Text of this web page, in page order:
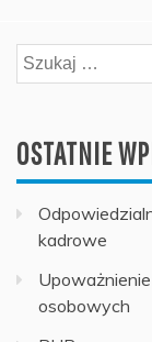
Szukaj:
OSTATNIE
kadrowe
osobowych